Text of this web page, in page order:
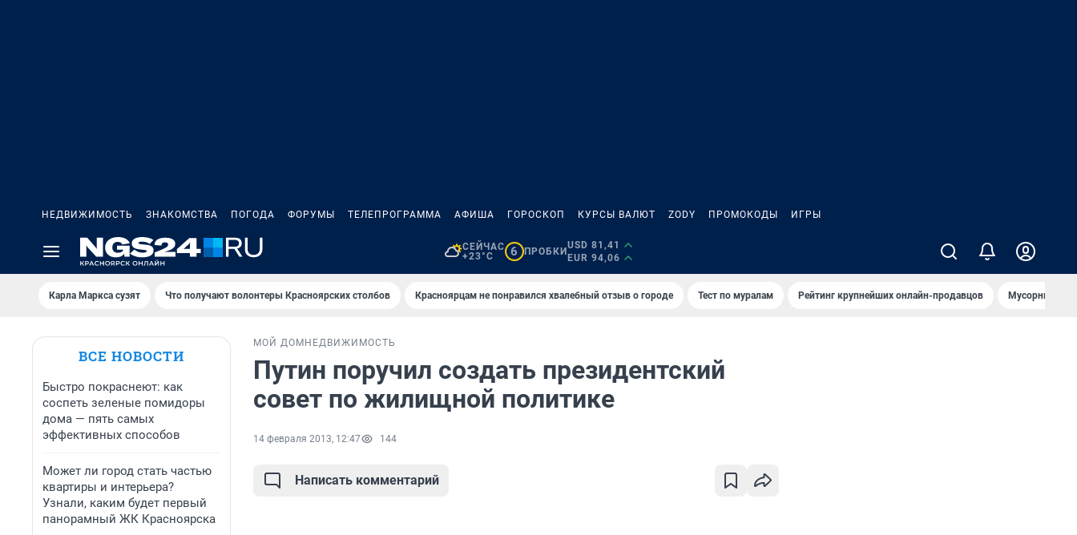
НЕДВИЖИМОСТЬ ЗНАКОМСТВА ПОГОДА ФОРУМЫ ТЕЛЕПРОГРАММА АФИША ГОРОСКОП КУРСЫ ВАЛЮТ ZODY ПРОМОКОДЫ ИГРЫ
СЕЙЧАС
+23°C
6 ПРОБКИ
USD 81,41
EUR 94,06
Карла Маркса сузят Что получают волонтеры Красноярских столбов Красноярцам не понравился хвалебный отзыв о городе Тест по мурaлaм Рейтинг крупнейших онлайн-продавцов Мусорный
ВСЕ НОВОСТИ
Быстро покраснеют: как
соспеть зеленые помидоры
дома — пять самых
эффективных способов
Может ли город стать частью
квартиры и интерьера?
Узнали, каким будет первый
панорамный ЖК Красноярска
МОЙ ДОМ НЕДВИЖИМОСТЬ
Путин поручил создать президентский
совет по жилищной политике
14 февраля 2013, 12:47 144
Написать комментарий